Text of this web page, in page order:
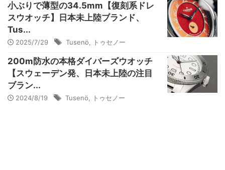
小ぶりで薄型の34.5mm【復刻系ドレ
スウオッチ】日本未上陸ブランド、
Tus...
2025/7/29 Tusenö トゥセノー
200m防水の本格ダイバーズウオッチ
【スウェーデン発、日本未上陸の注目
ブラン...
2024/8/19 Tusenö トゥセノー